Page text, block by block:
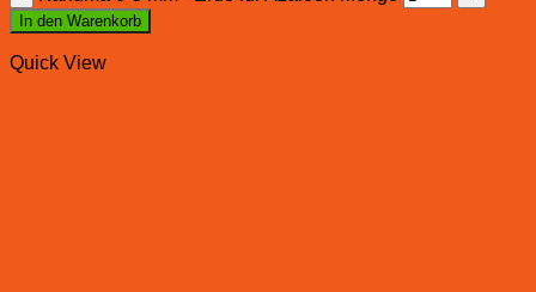
In den Warenkorb
Quick View